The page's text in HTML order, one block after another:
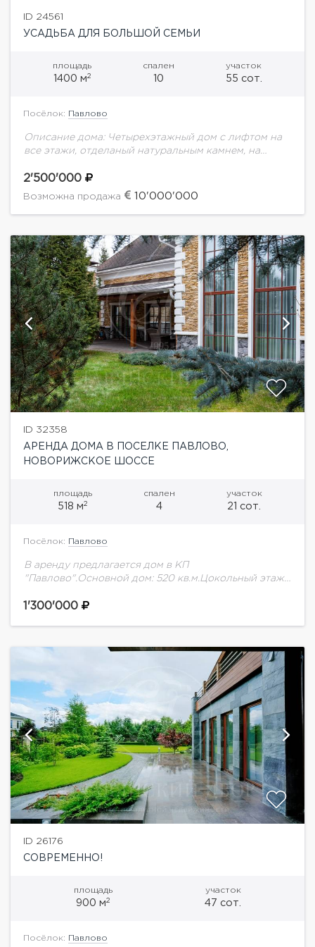
ID 24561
УСАДЬБА ДЛЯ БОЛЬШОЙ СЕМЬИ
площадь
1400 м2
спален
10
участок
55 сот.
Посёлок: Павлово
Описание дома: Четырехэтажный дом с лифтом на
все этажи, отделаный натуральным камнем, на
теннисным кортом, фонтаном, прудом, BBQ, и
2'500'000
Возможна продажа 10'000'000
ID 32358
АРЕНДА ДОМА В ПОСЕЛКЕ ПАВЛОВО,
НОВОРИЖСКОЕ ШОССЕ
площадь
518 м2
спален
4
участок
21 сот.
Посёлок: Павлово
В аренду предлагается дом в КП
"Павлово".Основной дом: 520 кв.м.Цокольный этаж:
хаммам, сауна, души), котельная. 1 этаж: гостиная
1'300'000
ID 26176
СОВРЕМЕННО!
площадь
900 м2
участок
47 сот.
Посёлок: Павлово